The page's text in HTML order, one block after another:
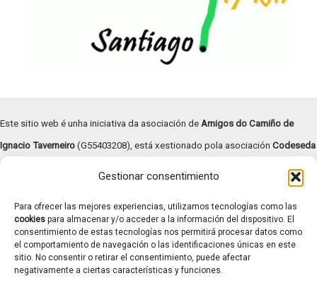
Gestionar consentimiento
Para ofrecer las mejores experiencias, utilizamos tecnologías como las
cookies para almacenar y/o acceder a la información del dispositivo. El
consentimiento de estas tecnologías nos permitirá procesar datos como
el comportamiento de navegación o las identificaciones únicas en este
sitio. No consentir o retirar el consentimiento, puede afectar
negativamente a ciertas características y funciones.
Este sitio web é unha iniciativa da asociación de Amigos do Camiño de
Ignacio Taverneiro (G55403208), está xestionado pola asociación Codeseda
Copyright © | 2026 |Aviso legal|Términos y condiciones|
Transparencia|Política de cookies
Contacto: caminotaverneiro@gmail.com